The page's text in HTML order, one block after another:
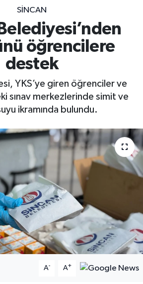
SINCAN
öğrencilere
destek
YKS’ye giren öğrenciler ve
sınav merkezlerinde simit ve
ikramında bulundu.
A- A+